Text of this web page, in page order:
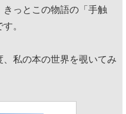
っとこの物語の「手触
。
私の本の世界を覗いてみ